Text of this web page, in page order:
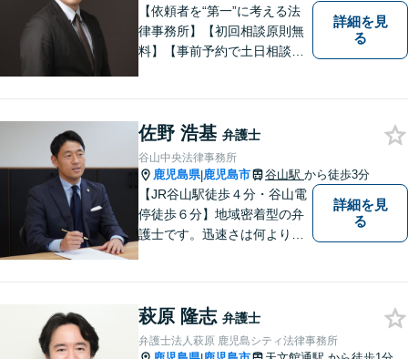
す。
【依頼者を“第一”に考える法
律事務所】【初回相談原則無
料】【事前予約で土日相談
て、確かな経験にもとづき、
幅広い分野の法的トラブルへ
の対応が可能です。
詳細を見
る
佐野 浩基 弁護士
谷山中央法律事務所
鹿児島県|鹿児島市 谷山駅 から徒歩3分
【JR谷山駅徒歩４分・谷山電
停徒歩６分】地域密着型の弁
護士です。迅速さは何よりの
詳細を見
る
萩原 隆志 弁護士
弁護士法人萩原 鹿児島シティ法律事務所